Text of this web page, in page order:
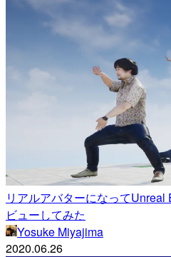
リアルアバターになって
ビューしてみた
Yosuke Miyajima
2020.06.26